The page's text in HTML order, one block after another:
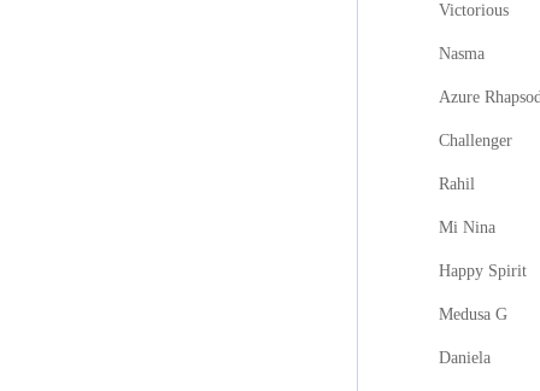
Victorious
Nasma
Azure
Challenger
Rahil
Mi Nina
Happy Spirit
Medusa G
Daniela